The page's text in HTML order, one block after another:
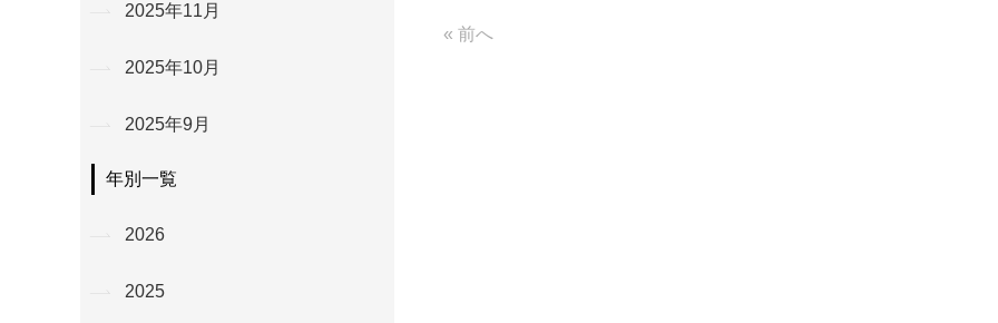
« 前へ
2025年11月
2025年10月
2025年9月
年別一覧
2026
2025